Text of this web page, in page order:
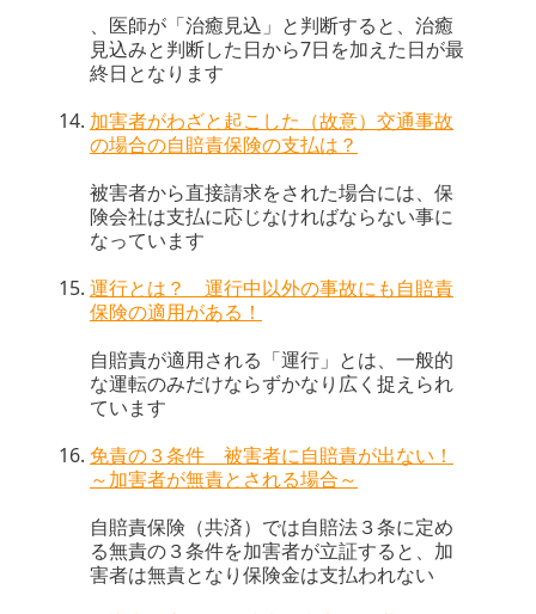
、医師が「治癒見込」と判断すると、治癒
見込みと判断した日から7日を加えた日が最
終日となります
加害者がわざと起こした（故意）交通事故
の場合の自賠責保険の支払は？
被害者から直接請求をされた場合には、保
険会社は支払に応じなければならない事に
なっています
運行とは？ 運行中以外の事故にも自賠責
保険の適用がある！
自賠責が適用される「運行」とは、一般的
な運転のみだけならずかなり広く捉えられ
ています
免責の３条件 被害者に自賠責が出ない！
～加害者が無責とされる場合～
自賠責保険（共済）では自賠法３条に定め
る無責の３条件を加害者が立証すると、加
害者は無責となり保険金は支払われない